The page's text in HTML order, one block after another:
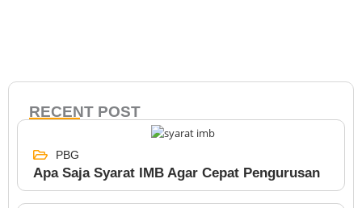
RECENT POST
PBG
Apa Saja Syarat IMB Agar Cepat Pengurusan